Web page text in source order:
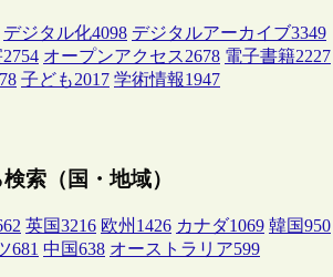
デジタル化4098 デジタルアーカイブ3349
2754 オープンアクセス2678 電子書籍2227
子ども2017 学術情報1947
索（国・地域）
英国3216 欧州 1426 カナダ1069 韓国950
681 中国638 オーストラリア599